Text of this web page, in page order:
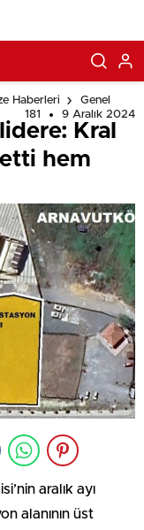
Haberleri
Genel
181
9 Aralık 2024
Kral
hem
aralık ayı
alanının üst